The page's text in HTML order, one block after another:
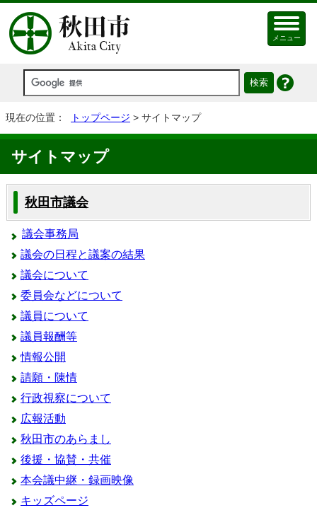
メニュー
現在の位置： トップページ > サイトマップ
サイトマップ
秋田市議会
議会事務局
議会の日程と議案の結果
議会について
委員会などについて
議員について
議員報酬等
情報公開
請願・陳情
行政視察について
広報活動
秋田市のあらまし
後援・協賛・共催
本会議中継・録画映像
キッズページ